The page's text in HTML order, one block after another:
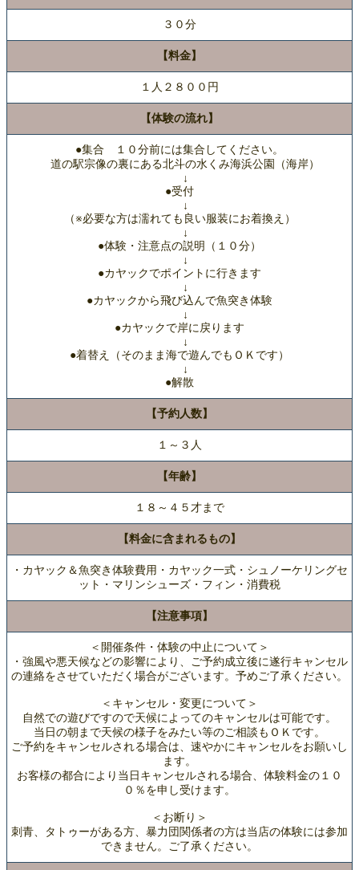
３０分
【料金】
１人２８００円
【体験の流れ】
●集合 １０分前には集合してください。
道の駅宗像の裏にある北斗の水くみ海浜公園（海岸）
↓
●受付
↓
（※必要な方は濡れても良い服装にお着換え）
↓
●体験・注意点の説明（１０分）
↓
●カヤックでポイントに行きます
↓
●カヤックから飛び込んで魚突き体験
↓
●カヤックで岸に戻ります
↓
●着替え（そのまま海で遊んでもＯＫです）
↓
●解散
【予約人数】
１～３人
【年齢】
１８～４５才まで
【料金に含まれるもの】
・カヤック＆魚突き体験費用・カヤック一式・シュノーケリングセ
ット・マリンシューズ・フィン・消費税
【注意事項】
＜開催条件・体験の中止について＞
・強風や悪天候などの影響により、ご予約成立後に遂行キャンセル
の連絡をさせていただく場合がございます。予めご了承ください。
＜キャンセル・変更について＞
自然での遊びですので天候によってのキャンセルは可能です。
当日の朝まで天候の様子をみたい等のご相談もＯＫです。
ご予約をキャンセルされる場合は、速やかにキャンセルをお願いし
ます。
お客様の都合により当日キャンセルされる場合、体験料金の１０
０％を申し受けます。
＜お断り＞
刺青、タトゥーがある方、暴力団関係者の方は当店の体験には参加
できません。ご了承ください。